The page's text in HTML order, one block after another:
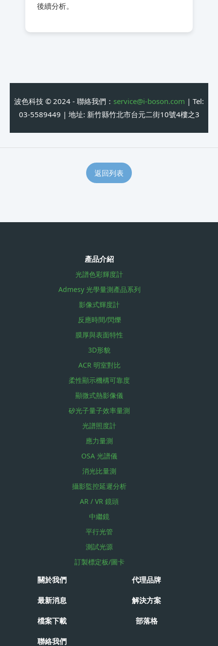
後續分析。
波色科技 © 2024 - 聯絡我們： service@i-boson.com | Tel:
03-5589449 | 地址: 新竹縣竹北市台元二街10號4樓之3
返回列表
產品介紹
光譜色彩輝度計
Admesy 光學量測產品系列
影像式輝度計
反應時間/閃爍
膜厚與表面特性
3D形貌
ACR 明室對比
柔性顯示機構可靠度
顯微式熱影像儀
矽光子量子效率量測
光譜照度計
應力量測
OSA 光譜儀
消光比量測
攝影監控延遲分析
AR / VR 鏡頭
中繼鏡
平行光管
測試光源
訂製標定板/圖卡
關於我們 代理品牌
最新消息 解決方案
檔案下載 部落格
聯絡我們